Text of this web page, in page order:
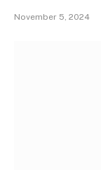
November 5, 2024